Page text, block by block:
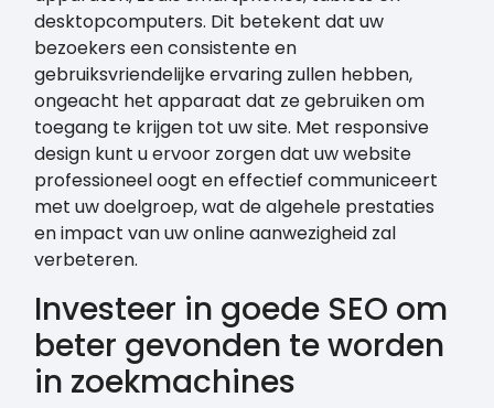
desktopcomputers. Dit betekent dat uw
bezoekers een consistente en
gebruiksvriendelijke ervaring zullen hebben,
ongeacht het apparaat dat ze gebruiken om
toegang te krijgen tot uw site. Met responsive
design kunt u ervoor zorgen dat uw website
professioneel oogt en effectief communiceert
met uw doelgroep, wat de algehele prestaties
en impact van uw online aanwezigheid zal
verbeteren.
Investeer in goede SEO om
beter gevonden te worden
in zoekmachines